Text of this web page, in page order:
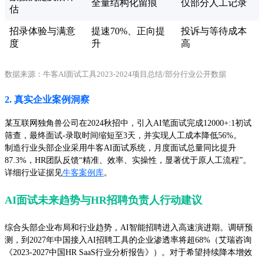
估
全量结构化留痕 仅部分人工记录
招录体验与满意
度
提速70%、正向提
升
投诉与等待成本
高
数据来源：牛客AI面试工具2023-2024项目总结/部分行业公开数据
2. 真实企业案例洞察
某互联网独角兽公司在2024秋招中，引入AI笔面试完成12000+:1初试
筛查，最终面试-录取时间缩短至3天，并实现人工成本降低56%。
制造行业头部企业采用牛客AI面试系统，月度面试总量同比提升
87.3%，HR团队反馈“精准、效率、实操性，显著优于原人工流程”。
详细行业证据见牛客案例库。
AI面试未来趋势与HR招聘负责人行动建议
综合头部企业布局和行业趋势，AI智能招聘进入高速演进期。调研预
测，到2027年中国接入AI招聘工具的企业渗透率将超68%（艾瑞咨询
《2023-2027中国HR SaaS行业分析报告》）。对于希望持续降本增效